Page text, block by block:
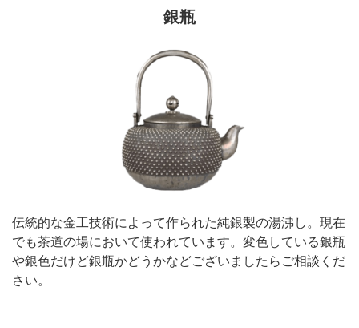
銀瓶
伝統的な金工技術によって作られた純銀製の湯沸し。現在
でも茶道の場において使われています。変色している銀瓶
や銀色だけど銀瓶かどうかなどございましたらご相談くだ
さい。